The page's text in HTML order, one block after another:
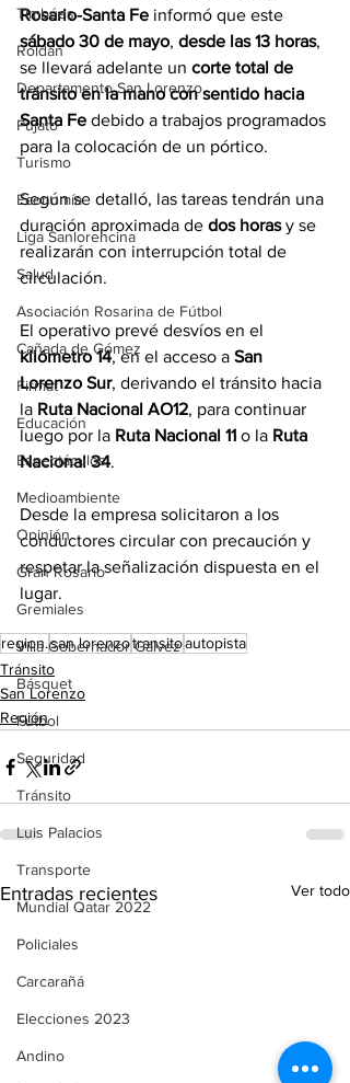
Timbúes
Roldán
Departamento San Lorenzo
Pujato
Turismo
Economía
Liga Sanlorencina
Salud
Asociación Rosarina de Fútbol
Cañada de Gómez
Firmat
Educación
Espectáculos
Medioambiente
Opinión
Gran Rosario
Gremiales
Villa Gobernador Gálvez
Básquet
Fútbol
Seguridad
Tránsito
Luis Palacios
Transporte
Mundial Qatar 2022
Policiales
Carcarañá
Elecciones 2023
Andino
Rosario-Santa Fe informó que este
sábado 30 de mayo, desde las 13 horas,
se llevará adelante un corte total de
tránsito en la mano con sentido hacia
Santa Fe debido a trabajos programados
para la colocación de un pórtico.
Según se detalló, las tareas tendrán una
duración aproximada de dos horas y se
realizarán con interrupción total de
circulación.
El operativo prevé desvíos en el
kilómetro 14, en el acceso a San
Lorenzo Sur, derivando el tránsito hacia
la Ruta Nacional AO12, para continuar
luego por la Ruta Nacional 11 o la Ruta
Nacional 34.
Desde la empresa solicitaron a los
conductores circular con precaución y
respetar la señalización dispuesta en el
lugar.
region.san lorenzotransitoautopista
Tránsito
San Lorenzo
Región
Entradas recientes Ver todo